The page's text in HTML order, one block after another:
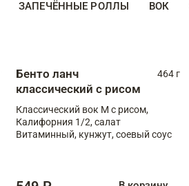
ЗАПЕЧЁННЫЕ РОЛЛЫ ВОК
Бенто ланч
классический с рисом
464 г
Классический вок М с рисом,
Калифорния 1/2, салат
Витаминный, кунжут, соевый соус